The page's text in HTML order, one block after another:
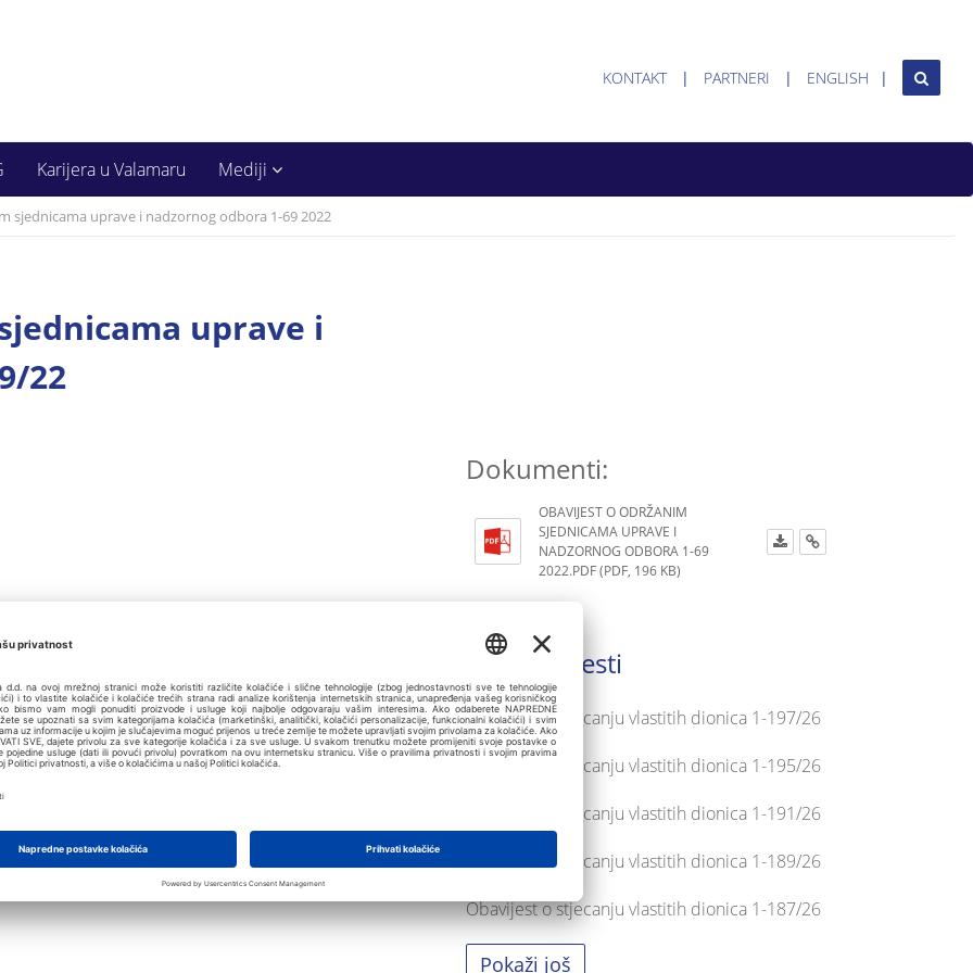
KONTAKT PARTNERI ENGLISH
Karijera u Valamaru Mediji
sjednicama uprave i nadzornog odbora 1-69 2022
uprave i
22
Dokumenti:
OBAVIJEST O ODRŽANIM
SJEDNICAMA UPRAVE I
NADZORNOG ODBORA 1-69
2022.PDF (PDF, 196 KB)
Zadnje vijesti
Obavijest o stjecanju vlastitih dionica 1-197/26
Obavijest o stjecanju vlastitih dionica 1-195/26
Obavijest o stjecanju vlastitih dionica 1-191/26
Obavijest o stjecanju vlastitih dionica 1-189/26
Obavijest o stjecanju vlastitih dionica 1-187/26
Pokaži još